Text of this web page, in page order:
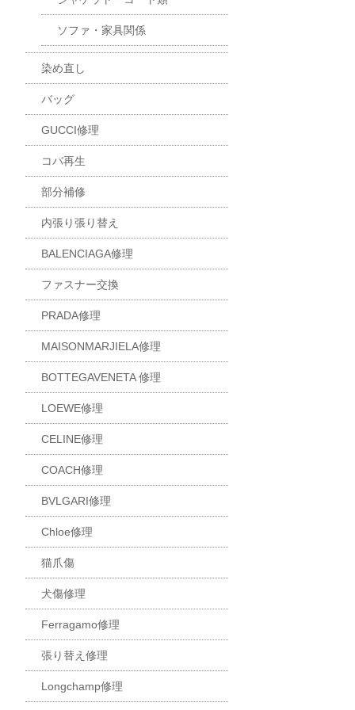
ソファ・家具関係
染め直し
バッグ
GUCCI修理
コバ再生
部分補修
内張り張り替え
BALENCIAGA修理
ファスナー交換
PRADA修理
MAISONMARJIELA修理
BOTTEGAVENETA 修理
LOEWE修理
CELINE修理
COACH修理
BVLGARI修理
Chloe修理
猫爪傷
犬傷修理
Ferragamo修理
張り替え修理
Longchamp修理